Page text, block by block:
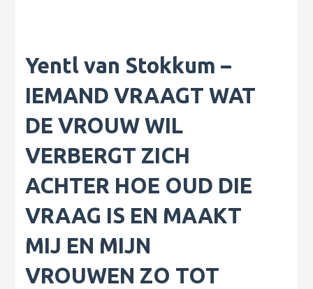
Yentl van Stokkum –
IEMAND VRAAGT WAT
DE VROUW WIL
VERBERGT ZICH
ACHTER HOE OUD DIE
VRAAG IS EN MAAKT
MIJ EN MIJN
VROUWEN ZO TOT